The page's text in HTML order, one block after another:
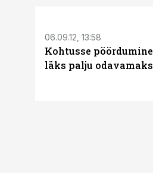
06.09.12, 13:58
Kohtusse pöördumine
läks palju odavamaks